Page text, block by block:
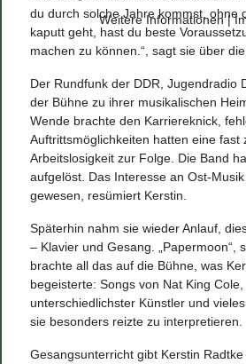
du durch solche Jahre kommst, ohne
kaputt geht, hast du beste
machen zu können.“, sagt sie über
Der Rundfunk der DDR, Jugendradio
der Bühne zu ihrer musikalischen
Wende brachte den Karriereknick,
Auftrittsmöglichkeiten hatten eine fast
Arbeitslosigkeit zur Folge. Die Band
aufgelöst. Das Interesse an Ost-
gewesen, resümiert Kerstin.
Späterhin nahm sie wieder Anlauf,
– Klavier und Gesang. „Papermoon“,
brachte all das auf die Bühne, was
begeisterte: Songs von Nat King Cole,
unterschiedlichster Künstler und
sie besonders reizte zu interpretieren.
Gesangsunterricht gibt Kerstin Radtke
Weitere Informationen|